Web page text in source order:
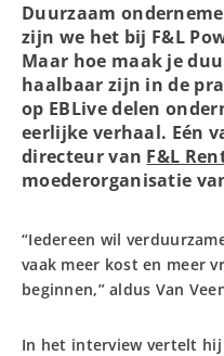
Duurzaam
zijn we het bij F&L
Maar hoe maak je
haalbaar zijn in de
op EBLive delen
eerlijke verhaal. Eén
directeur van F&L
moederorganisatie
“Iedereen wil
vaak meer kost en meer
beginnen,” aldus Van
In het interview vertelt hij